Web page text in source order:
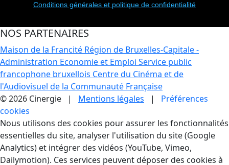
Conditions générales et politique de confidentialité
NOS PARTENAIRES
Maison de la Francité Région de Bruxelles-Capitale -
Administration Economie et Emploi Service public
francophone bruxellois Centre du Cinéma et de
l'Audiovisuel de la Communauté Française
© 2026 Cinergie | Mentions légales | Préférences
cookies
Gestion des Cookies
Nous utilisons des cookies pour assurer les fonctionnalités
essentielles du site, analyser l'utilisation du site (Google
Analytics) et intégrer des vidéos (YouTube, Vimeo,
Dailymotion). Ces services peuvent déposer des cookies à